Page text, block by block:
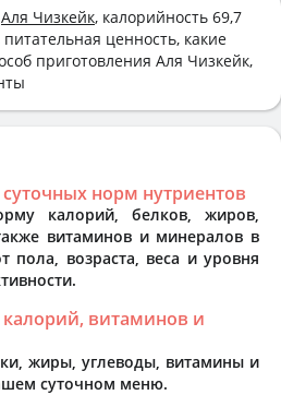
Аля Чизкейк, калорийность 69,7
ценность, какие
приготовления Аля Чизкейк,
норм нутриентов
калорий, белков, жиров,
витаминов и минералов в
пола, возраста, веса и уровня
калорий, витаминов и
жиры, углеводы, витамины и
суточном меню.